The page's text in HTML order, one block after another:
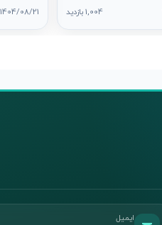
1,004 بازدید 1404/08/21
ایمیل